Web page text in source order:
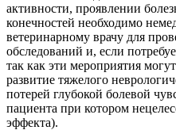
активности, проявлении
конечностей необходимо
ветеринарному врачу для
обследований и, если
так как эти мероприятия
развитие тяжелого
потерей глубокой болевой
пациента при котором
эффекта).